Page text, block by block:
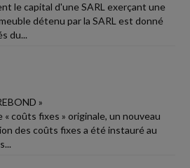
le capital d'une SARL exerçant une
détenu par la SARL est donné
du...
»
« coûts fixes » originale, un nouveau
des coûts fixes a été instauré au